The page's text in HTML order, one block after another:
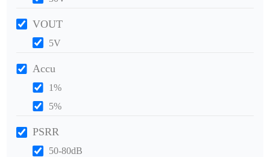
VOUT
5V
Accu
1%
5%
PSRR
50-80dB